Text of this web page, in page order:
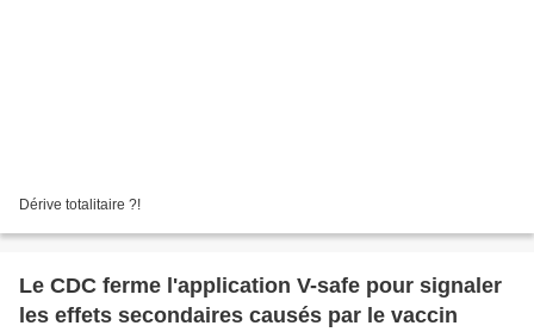
Dérive totalitaire ?!
Le CDC ferme l'application V-safe pour signaler
les effets secondaires causés par le vaccin